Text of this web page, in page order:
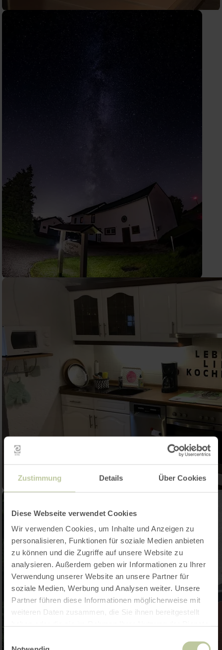
Zustimmung Details Über Cookies
Diese Webseite verwendet Cookies
Wir verwenden Cookies, um Inhalte und Anzeigen zu
personalisieren, Funktionen für soziale Medien anbieten
zu können und die Zugriffe auf unsere Website zu
analysieren. Außerdem geben wir Informationen zu Ihrer
Verwendung unserer Website an unsere Partner für
soziale Medien, Werbung und Analysen weiter. Unsere
Partner führen diese Informationen möglicherweise mit
weiteren Daten zusammen, die Sie ihnen bereitgestellt